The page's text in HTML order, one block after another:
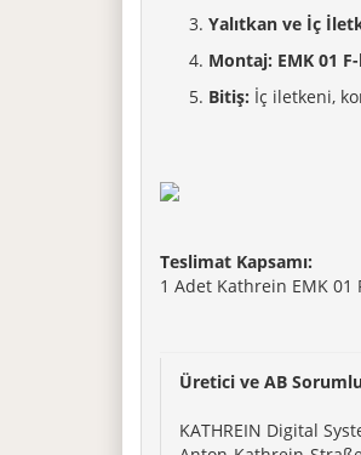
Yalıtkan ve İç
Montaj: EMK 01
Bitiş: İç iletkeni,
Teslimat Kapsamı:
1 Adet Kathrein EMK 01
Üretici ve AB
KATHREIN Digital